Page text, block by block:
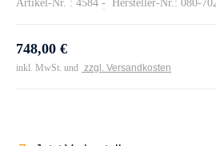
Artikel-Nr. : 4584 - Hersteller-Nr.: 080-
748,00 €
inkl. MwSt. und zzgl. Versandkosten